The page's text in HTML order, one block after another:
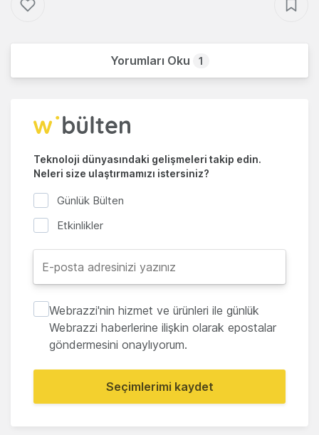
Yorumları Oku 1
Teknoloji dünyasındaki gelişmeleri takip edin.
Neleri size ulaştırmamızı istersiniz?
Günlük Bülten
Etkinlikler
Webrazzi'nin hizmet ve ürünleri ile günlük
Webrazzi haberlerine ilişkin olarak epostalar
göndermesini onaylıyorum.
Seçimlerimi kaydet